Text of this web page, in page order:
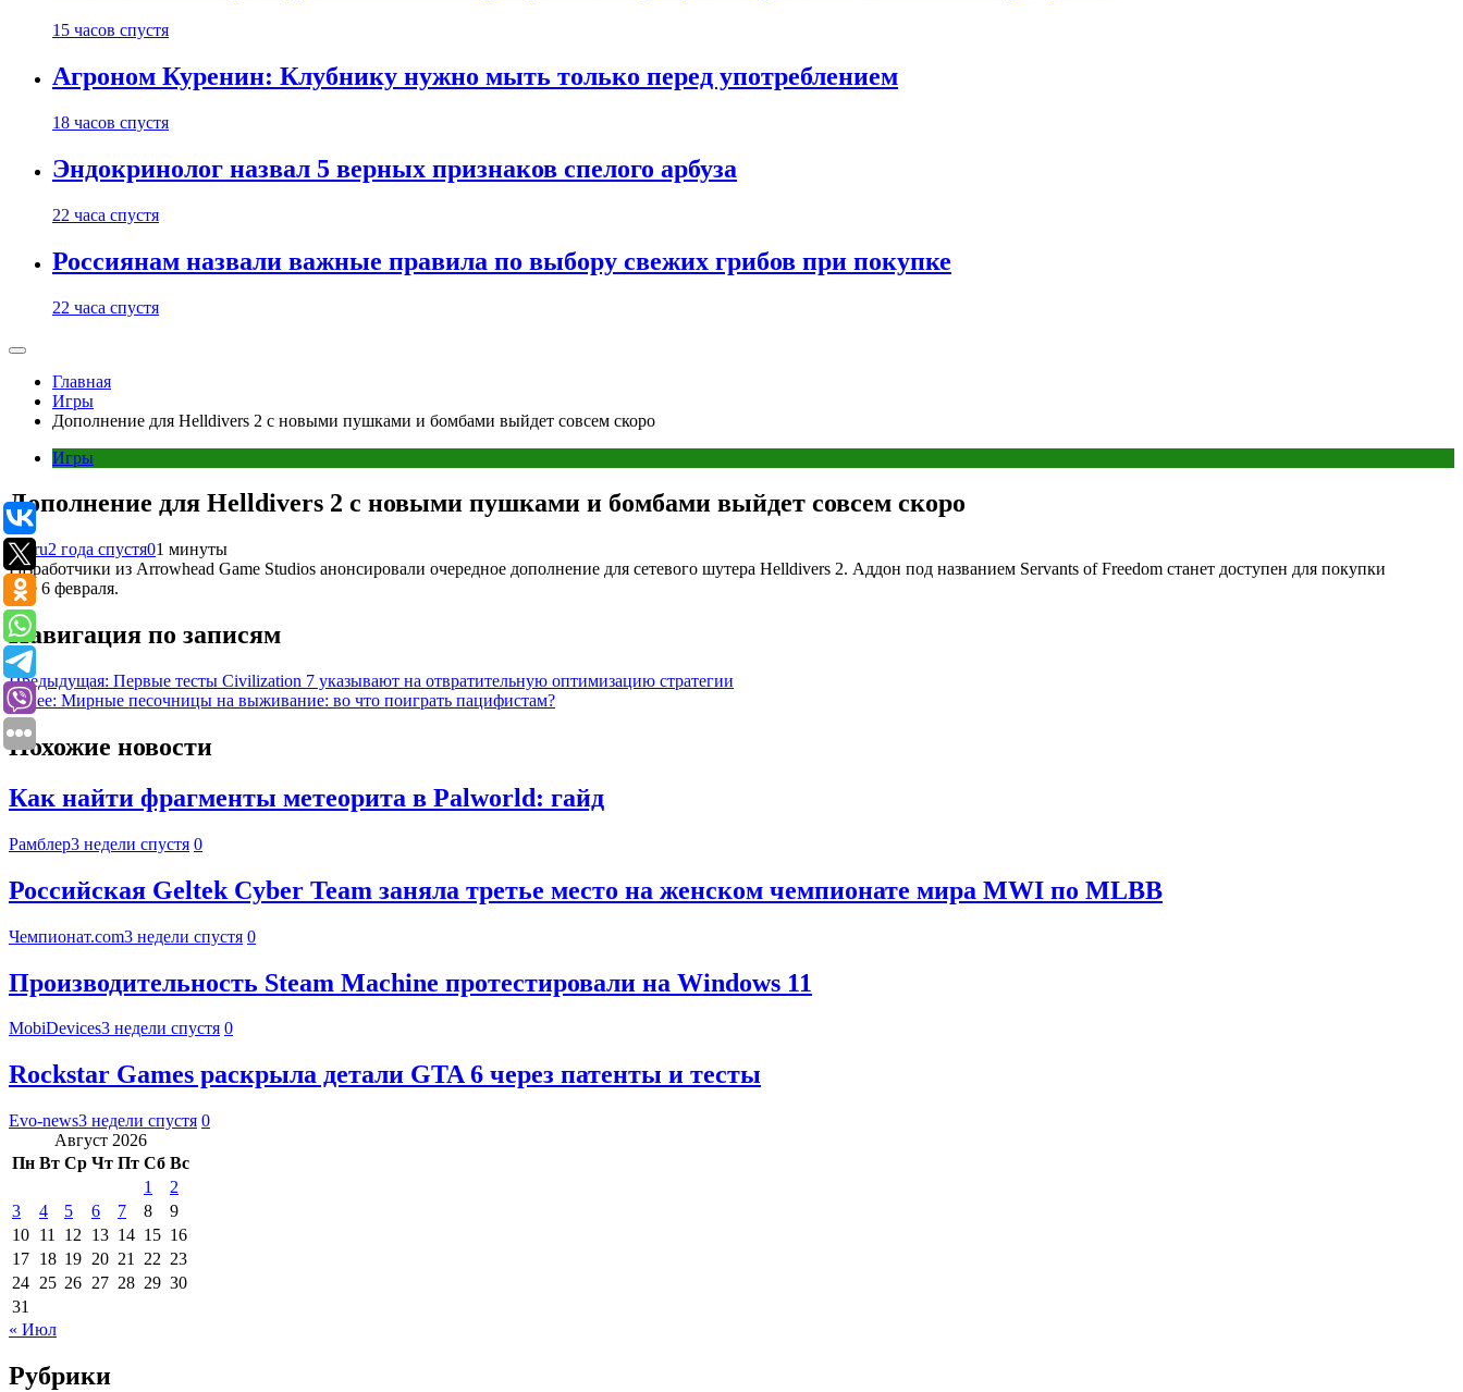
15 часов спустя
Агроном Куренин: Клубнику нужно мыть только перед употреблением
18 часов спустя
Эндокринолог назвал 5 верных признаков спелого арбуза
22 часа спустя
Россиянам назвали важные правила по выбору свежих грибов при покупке
22 часа спустя
Главная
Игры
Дополнение для Helldivers 2 с новыми пушками и бомбами выйдет совсем скоро
Игры
Дополнение для Helldivers 2 с новыми пушками и бомбами выйдет совсем скоро
Cq.ru2 года спустя01 минуты
Разработчики из Arrowhead Game Studios анонсировали очередное дополнение для сетевого шутера Helldivers 2. Аддон под названием Servants of Freedom станет доступен для покупки
уже 6 февраля.
Навигация по записям
Предыдущая: Первые тесты Civilization 7 указывают на отвратительную оптимизацию стратегии
Далее: Мирные песочницы на выживание: во что поиграть пацифистам?
Похожие новости
Как найти фрагменты метеорита в Palworld: гайд
Рамблер3 недели спустя 0
Российская Geltek Cyber Team заняла третье место на женском чемпионате мира MWI по MLBB
Чемпионат.com3 недели спустя 0
Производительность Steam Machine протестировали на Windows 11
MobiDevices3 недели спустя 0
Rockstar Games раскрыла детали GTA 6 через патенты и тесты
Evo-news3 недели спустя 0
Август 2026
Пн Вт Ср Чт Пт Сб Вс
1
2
3
4 5 6 7 8
9
10 11 12 13 14 15 16
17 18 19 20 21 22 23
24 25 26 27 28 29 30
31
« Июл
Рубрики